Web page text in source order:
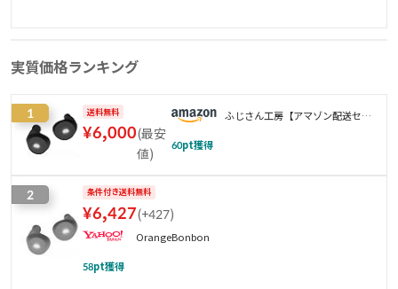
実質価格ランキング
1 送料無料
¥6,000(最安
値)
ふじさん工房【アマゾン配送セン
60pt獲得
2 条件付き送料無料
¥6,427(+427)
OrangeBonbon
58pt獲得